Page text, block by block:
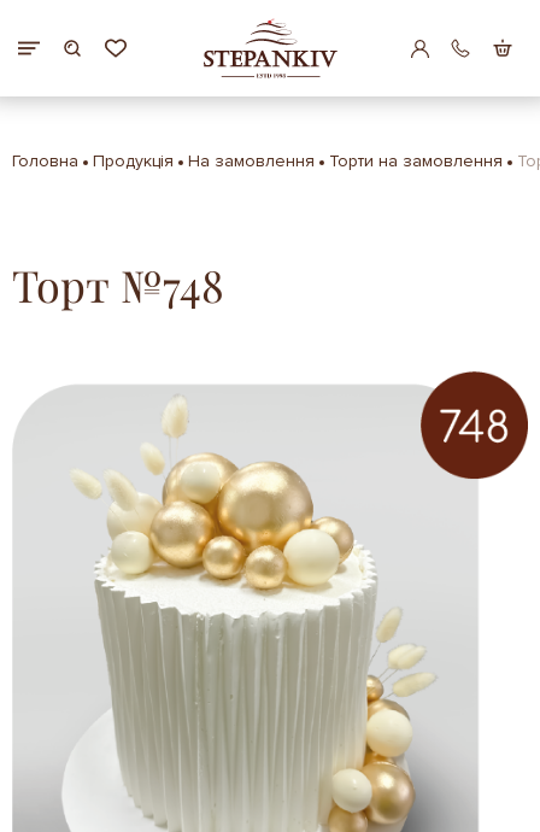
Головна Продукція На замовлення Торти на замовлення
Торт №748